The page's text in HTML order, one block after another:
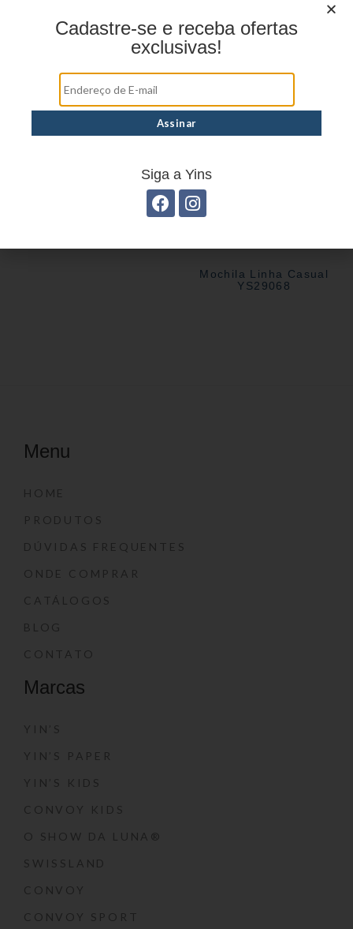
Mochila linha casual
Estojo Juvenil YS27108
Estojo Juvenil YS27101
Mochila Linha Casual
YS29068
Menu
HOME
PRODUTOS
DÚVIDAS FREQUENTES
ONDE COMPRAR
CATÁLOGOS
BLOG
CONTATO
Marcas
YIN’S
YIN’S PAPER
YIN’S KIDS
CONVOY KIDS
O SHOW DA LUNA®
SWISSLAND
CONVOY
CONVOY SPORT
Cadastre-se e receba ofertas
exclusivas!
Siga a Yins